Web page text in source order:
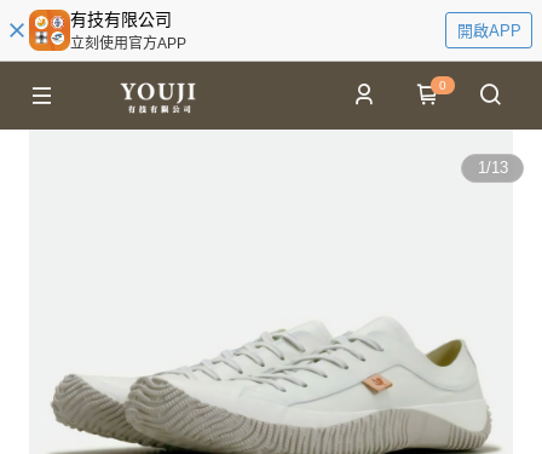
有技有限公司
立刻使用官方APP
開啟APP
0
1/13